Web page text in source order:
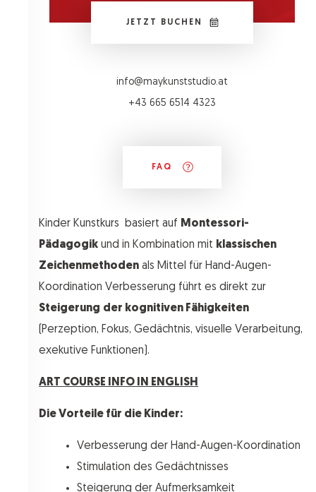
JETZT BUCHEN
info@maykunststudio.at
+43 665 6514 4323
Kinder Kunstkurs basiert auf Montessori-
Pädagogik und in Kombination mit klassischen
Zeichenmethoden als Mittel für Hand-Augen-
Koordination Verbesserung führt es direkt zur
Steigerung der kognitiven Fähigkeiten
(Perzeption, Fokus, Gedächtnis, visuelle Verarbeitung,
exekutive Funktionen).
ART COURSE INFO IN ENGLISH
Die Vorteile für die Kinder:
Verbesserung der Hand-Augen-Koordination
Stimulation des Gedächtnisses
Steigerung der Aufmerksamkeit
FAQ